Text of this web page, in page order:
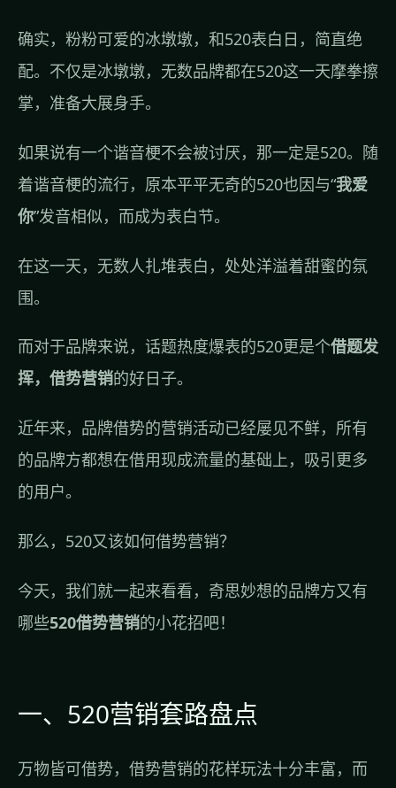
确实，粉粉可爱的冰墩墩，和520表白日，简直绝
配。不仅是冰墩墩，无数品牌都在520这一天摩拳擦
掌，准备大展身手。
如果说有一个谐音梗不会被讨厌，那一定是520。随
着谐音梗的流行，原本平平无奇的520也因与“我爱
你”发音相似，而成为表白节。
在这一天，无数人扎堆表白，处处洋溢着甜蜜的氛
围。
而对于品牌来说，话题热度爆表的520更是个借题发
挥，借势营销的好日子。
近年来，品牌借势的营销活动已经屡见不鲜，所有
的品牌方都想在借用现成流量的基础上，吸引更多
的用户。
那么，520又该如何借势营销？
今天，我们就一起来看看，奇思妙想的品牌方又有
哪些520借势营销的小花招吧！
一、520营销套路盘点
万物皆可借势，借势营销的花样玩法十分丰富，而